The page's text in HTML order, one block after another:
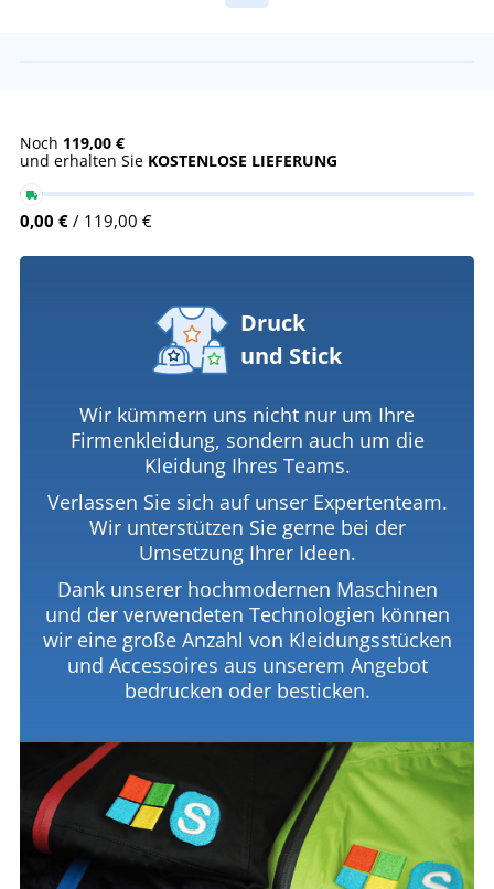
Noch 119,00 €
und erhalten Sie KOSTENLOSE LIEFERUNG
0,00 € / 119,00 €
Druck
und Stick
Wir kümmern uns nicht nur um Ihre
Firmenkleidung, sondern auch um die
Kleidung Ihres Teams.
Verlassen Sie sich auf unser Expertenteam.
Wir unterstützen Sie gerne bei der
Umsetzung Ihrer Ideen.
Dank unserer hochmodernen Maschinen
und der verwendeten Technologien können
wir eine große Anzahl von Kleidungsstücken
und Accessoires aus unserem Angebot
bedrucken oder besticken.